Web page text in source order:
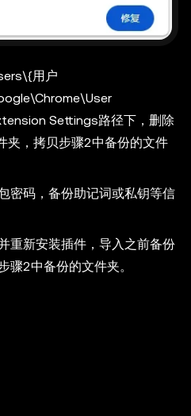
用户
Settings路径下，删除
夹，拷贝步骤2中备份的文件
密码，备份助记词或私钥等信
重新安装插件，导入之前备份
骤2中备份的文件夹。